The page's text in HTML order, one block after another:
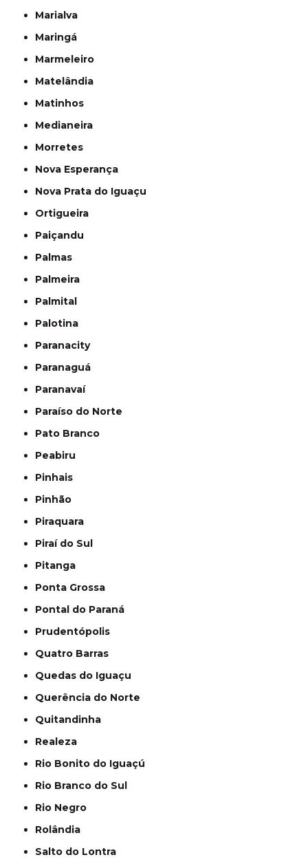
Marialva
Maringá
Marmeleiro
Matelândia
Matinhos
Medianeira
Morretes
Nova Esperança
Nova Prata do Iguaçu
Ortigueira
Paiçandu
Palmas
Palmeira
Palmital
Palotina
Paranacity
Paranaguá
Paranavaí
Paraíso do Norte
Pato Branco
Peabiru
Pinhais
Pinhão
Piraquara
Piraí do Sul
Pitanga
Ponta Grossa
Pontal do Paraná
Prudentópolis
Quatro Barras
Quedas do Iguaçu
Querência do Norte
Quitandinha
Realeza
Rio Bonito do Iguaçú
Rio Branco do Sul
Rio Negro
Rolândia
Salto do Lontra